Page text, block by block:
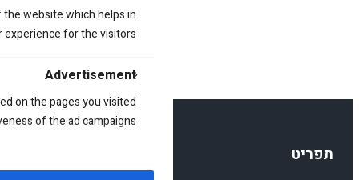
website which helps in
for the visitors.
Advertisement
on the pages you visited
of the ad campaigns.
תפריט